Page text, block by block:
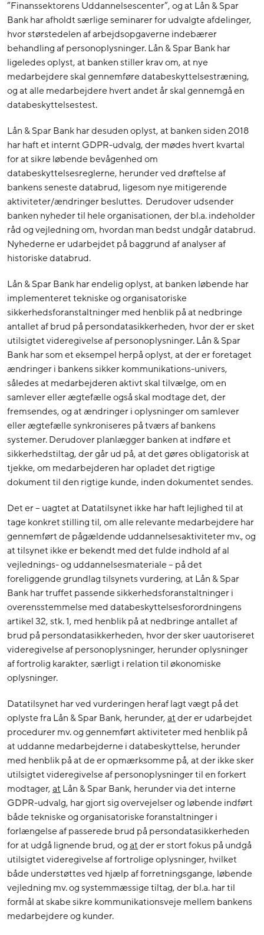
”Finanssektorens Uddannelsescenter”, og at Lån & Spar
Bank har afholdt særlige seminarer for udvalgte afdelinger,
hvor størstedelen af arbejdsopgaverne indebærer
behandling af personoplysninger. Lån & Spar Bank har
ligeledes oplyst, at banken stiller krav om, at nye
medarbejdere skal gennemføre databeskyttelsestræning,
og at alle medarbejdere hvert andet år skal gennemgå en
databeskyttelsestest.
Lån & Spar Bank har desuden oplyst, at banken siden 2018
har haft et internt GDPR-udvalg, der mødes hvert kvartal
for at sikre løbende bevågenhed om
databeskyttelsesreglerne, herunder ved drøftelse af
bankens seneste databrud, ligesom nye mitigerende
aktiviteter/ændringer besluttes. Derudover udsender
banken nyheder til hele organisationen, der bl.a. indeholder
råd og vejledning om, hvordan man bedst undgår databrud.
Nyhederne er udarbejdet på baggrund af analyser af
historiske databrud.
Lån & Spar Bank har endelig oplyst, at banken løbende har
implementeret tekniske og organisatoriske
sikkerhedsforanstaltninger med henblik på at nedbringe
antallet af brud på persondatasikkerheden, hvor der er sket
utilsigtet videregivelse af personoplysninger. Lån & Spar
Bank har som et eksempel herpå oplyst, at der er foretaget
ændringer i bankens sikker kommunikations-univers,
således at medarbejderen aktivt skal tilvælge, om en
samlever eller ægtefælle også skal modtage det, der
fremsendes, og at ændringer i oplysninger om samlever
eller ægtefælle synkroniseres på tværs af bankens
systemer. Derudover planlægger banken at indføre et
sikkerhedstiltag, der går ud på, at det gøres obligatorisk at
tjekke, om medarbejderen har opladet det rigtige
dokument til den rigtige kunde, inden dokumentet sendes.
Det er – uagtet at Datatilsynet ikke har haft lejlighed til at
tage konkret stilling til, om alle relevante medarbejdere har
gennemført de pågældende uddannelsesaktiviteter mv., og
at tilsynet ikke er bekendt med det fulde indhold af al
vejlednings- og uddannelsesmateriale – på det
foreliggende grundlag tilsynets vurdering, at Lån & Spar
Bank har truffet passende sikkerhedsforanstaltninger i
overensstemmelse med databeskyttelsesforordningens
artikel 32, stk. 1, med henblik på at nedbringe antallet af
brud på persondatasikkerheden, hvor der sker uautoriseret
videregivelse af personoplysninger, herunder oplysninger
af fortrolig karakter, særligt i relation til økonomiske
oplysninger.
Datatilsynet har ved vurderingen heraf lagt vægt på det
oplyste fra Lån & Spar Bank, herunder,atder er udarbejdet
procedurer mv. og gennemført aktiviteter med henblik på
at uddanne medarbejderne i databeskyttelse, herunder
med henblik på at de er opmærksomme på, at der ikke sker
utilsigtet videregivelse af personoplysninger til en forkert
modtager,at Lån & Spar Bank, herunder via det interne
GDPR-udvalg, har gjort sig overvejelser og løbende indført
både tekniske og organisatoriske foranstaltninger i
forlængelse af passerede brud på persondatasikkerheden
for at udgå lignende brud, ogatder er stort fokus på undgå
utilsigtet videregivelse af fortrolige oplysninger, hvilket
både understøttes ved hjælp af forretningsgange, løbende
vejledning mv. og systemmæssige tiltag, der bl.a. har til
formål at skabe sikre kommunikationsveje mellem bankens
medarbejdere og kunder.